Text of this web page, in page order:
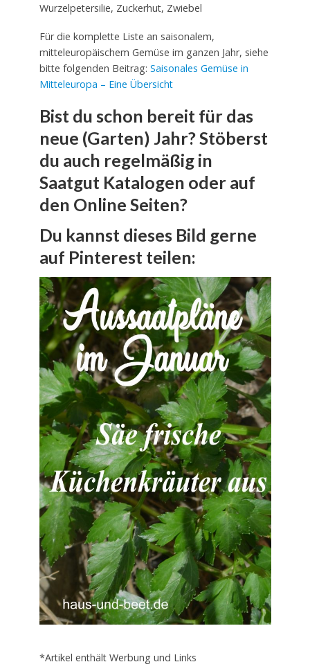
Wurzelpetersilie, Zuckerhut, Zwiebel
Für die komplette Liste an saisonalem,
mitteleuropäischem Gemüse im ganzen Jahr, siehe
bitte folgenden Beitrag: Saisonales Gemüse in
Mitteleuropa – Eine Übersicht
Bist du schon bereit für das
neue (Garten) Jahr? Stöberst
du auch regelmäßig in
Saatgut Katalogen oder auf
den Online Seiten?
Du kannst dieses Bild gerne
auf Pinterest teilen:
*Artikel enthält Werbung und Links